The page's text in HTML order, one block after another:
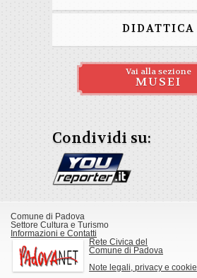
DIDATTICA
Vai alla sezione
MUSEI
Condividi su:
Comune di Padova
Settore Cultura e Turismo
Informazioni e Contatti
Rete Civica del
Comune di Padova
Note legali, privacy e cookie